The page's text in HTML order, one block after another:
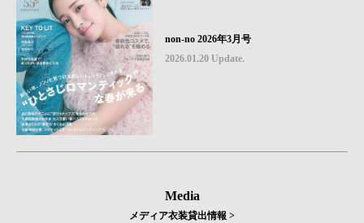
non-no 2026年3月号
2026.01.20 Update.
Media
メディア衣装貸出情報 >